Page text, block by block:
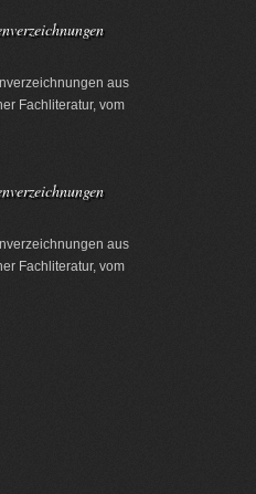
aus
Fachliteratur, vom
aus
Fachliteratur, vom